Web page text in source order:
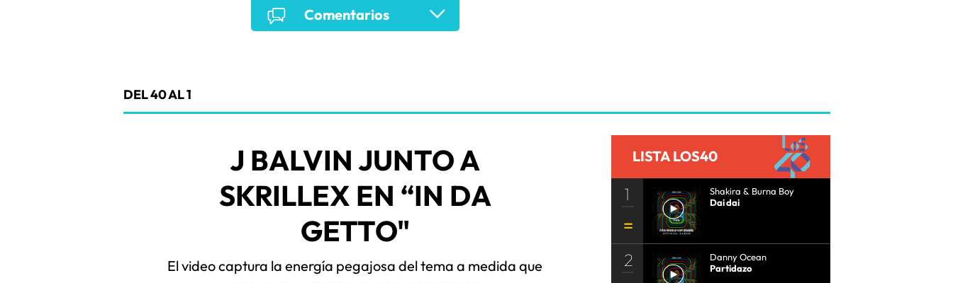
Comentarios
DEL 40 AL 1
J BALVIN JUNTO A
SKRILLEX EN “IN DA
GETTO"
El video captura la energía pegajosa del tema a medida que
LISTA LOS40
1
Shakira & Burna Boy
Dai dai
2
Danny Ocean
Partidazo